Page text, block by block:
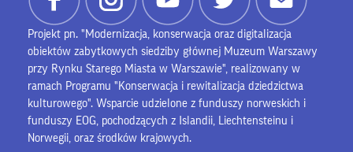
Projekt pn. "Modernizacja, konserwacja oraz digitalizacja
obiektów zabytkowych siedziby głównej Muzeum Warszawy
przy Rynku Starego Miasta w Warszawie", realizowany w
ramach Programu "Konserwacja i rewitalizacja dziedzictwa
kulturowego". Wsparcie udzielone z funduszy norweskich i
funduszy EOG, pochodzących z Islandii, Liechtensteinu i
Norwegii, oraz środków krajowych.